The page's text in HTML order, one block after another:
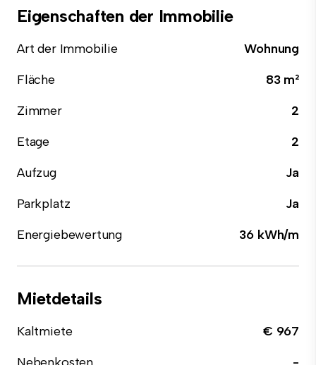
Eigenschaften der Immobilie
Art der Immobilie
Wohnung
Fläche
83 m²
Zimmer
2
Etage
2
Aufzug
Ja
Parkplatz
Ja
Energiebewertung
36 kWh/m
Mietdetails
Kaltmiete
€ 967